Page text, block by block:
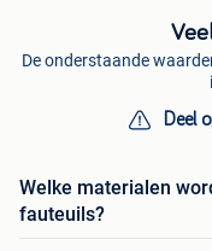
De onderstaande
Deel
Welke materialen
fauteuils?